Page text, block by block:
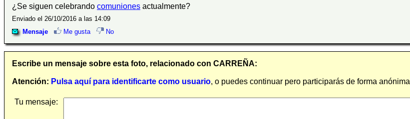
¿Se siguen celebrando comuniones actualmente?
Enviado el 26/10/2016 a las 14:09
Mensaje
Me gusta No
Escribe un mensaje sobre esta foto, relacionado con CARREÑA:
Atención: Pulsa aquí para identificarte como usuario, o puedes continuar pero participarás de forma anónima
Tu mensaje: